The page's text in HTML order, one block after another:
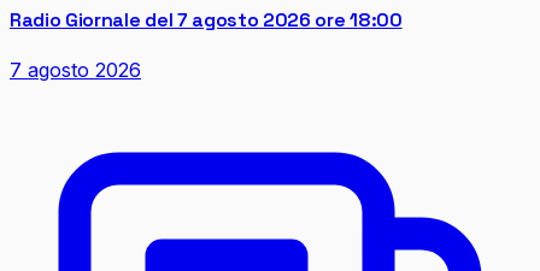
Radio Giornale del 7 agosto 2026 ore 18:00
7 agosto 2026